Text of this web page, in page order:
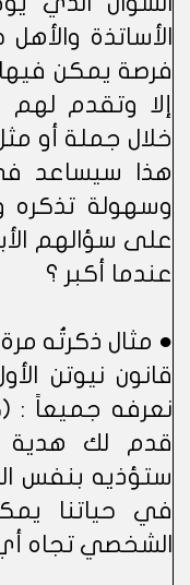
الأساتذة
فرصة يمكن فيها
إلا وتقدم
خلال جملة أو
هذا سيساعد
وسهولة تذكره
على سؤالهم
عندما أكبر ؟
● مثال ذكرتُه مرة
قانون نيوتن
نعرفه جميعاً
قدم لك هدية
ستؤذيه بنفس
في حياتنا
الشخصي تجاه